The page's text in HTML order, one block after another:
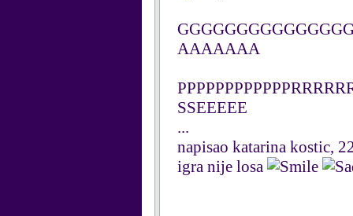
AAAAAAA
SSEEEEE
...
napisao katarina kostic,
igra nije losa